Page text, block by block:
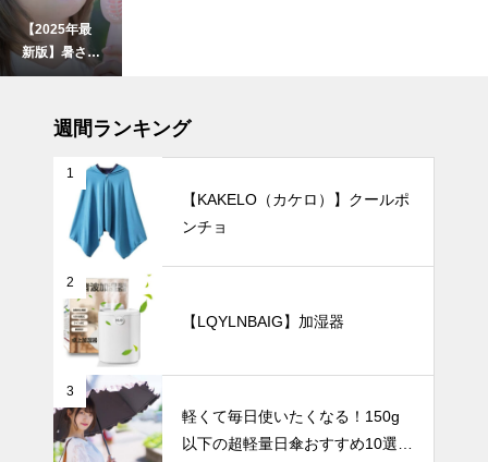
【2025年最
新版】暑さを
一瞬で和らげ
ート付きハン
ディファンお
すすめ10選
【2025年最
新版】ニュア
ンスカラーの
日傘おすすめ
6選｜くすみ
カラーで毎日
の紫外線対策
をおしゃれに
楽しもう！
テーブルウェア
新生活や結婚
祝いにおすす
週間ランキング
1
【KAKELO（カケロ）】クールポ
ンチョ
2
【LQYLNBAIG】加湿器
3
軽くて毎日使いたくなる！150g
以下の超軽量日傘おすすめ10選